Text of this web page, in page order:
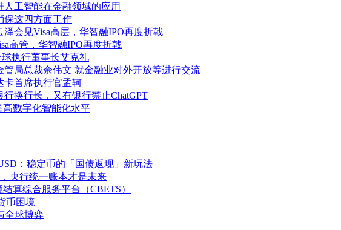
工智能在金融领域的应用
保这四方面工作
泽会见Visa高层，华智融IPO再度折戟
高管，华智融IPO再度折戟
执行董事长艾克礼
局总裁余伟文 就金融业对外开放等进行交流
卡首席执行官孟轲
换行长，又有银行禁止ChatGPT
高数字化智能化水平
：稳定币的「国债返现」新玩法
央行统一账本才是未来
算综合服务平台（CBETS）
币困境
全球博弈